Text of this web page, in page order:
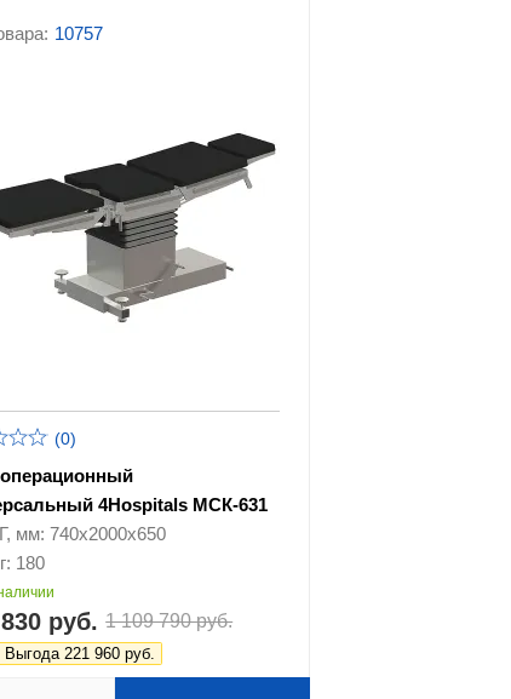
10757
(0)
4Hospitals МСК-631
мм: 740х2000х650
180
руб. 1 109 790 руб.
Выгода 221 960 руб.